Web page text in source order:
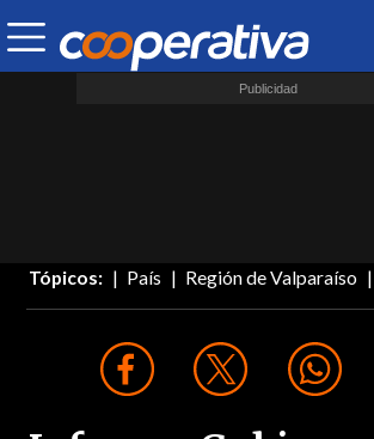
Tópicos: País Región de Valparaíso